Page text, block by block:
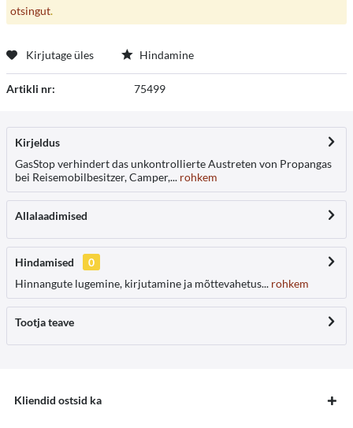
otsingut.
Kirjutage üles Hindamine
Artikli nr: 75499
Kirjeldus
GasStop verhindert das unkontrollierte Austreten von Propangas
bei Reisemobilbesitzer, Camper,... rohkem
Allalaadimised
Hindamised
0
Hinnangute lugemine, kirjutamine ja mõttevahetus... rohkem
Tootja teave
Kliendid ostsid ka